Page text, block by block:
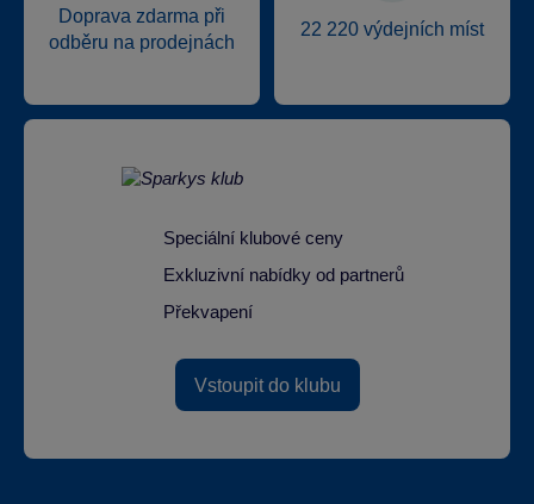
Doprava zdarma při
odběru na prodejnách
22 220 výdejních míst
Speciální klubové ceny
Exkluzivní nabídky od partnerů
Překvapení
Vstoupit do klubu